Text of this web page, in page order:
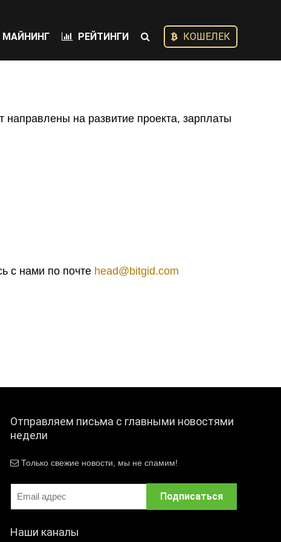
МАЙНИНГ РЕЙТИНГИ КОШЕЛЕК
направлены на развитие проекта, зарплаты
с нами по почте head@bitgid.com
Отправляем письма с главными новостями
недели
Только свежие новости, мы не спамим!
Наши каналы